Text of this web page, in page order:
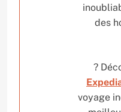
des
?
voyage